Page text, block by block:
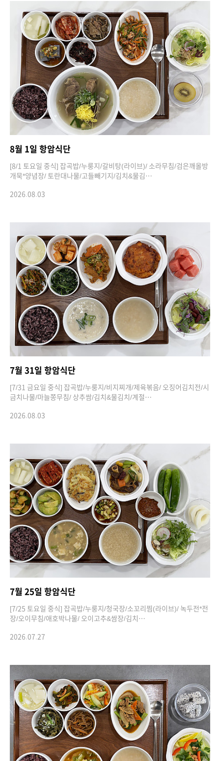
8월 1일 항암식단
[8/1 토요일 중식] 잡곡밥/누룽지/갈비탕(라이브)/ 소라무침/검은깨올방
개묵*양념장/ 토란대나물/고들빼기지/김치&물김…
2026.08.03
7월 31일 항암식단
[7/31 금요일 중식] 잡곡밥/누룽지/비지찌개/제육볶음/ 오징어김치전/시
금치나물/마늘쫑무침/ 상추쌈/김치&물김치/계절…
2026.08.03
7월 25일 항암식단
[7/25 토요일 중식] 잡곡밥/누룽지/청국장/소꼬리찜(라이브)/ 녹두전*전
장/오이무침/애호박나물/ 오이고추&쌈장/김치…
2026.07.27